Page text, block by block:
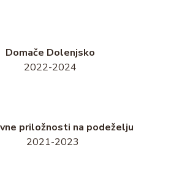
Domače Dolenjsko
2022-2024
priložnosti na podeželju
2021-2023